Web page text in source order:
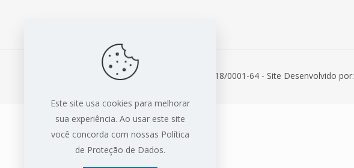
© 2021 B Hora Consultoria - CNPJ: 23.704.718/0001-64 - Site Desenvolvido por:
Este site usa cookies para melhorar
sua experiência. Ao usar este site
você concorda com nossas Política
de Proteção de Dados.